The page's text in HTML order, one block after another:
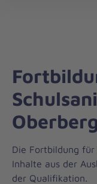
Die Fortbildung
Inhalte aus der
der Qualifikation.